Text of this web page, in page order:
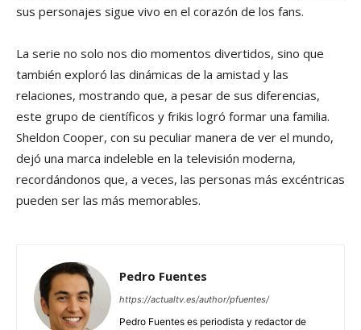
sus personajes sigue vivo en el corazón de los fans.
La serie no solo nos dio momentos divertidos, sino que
también exploró las dinámicas de la amistad y las
relaciones, mostrando que, a pesar de sus diferencias,
este grupo de científicos y frikis logró formar una familia.
Sheldon Cooper, con su peculiar manera de ver el mundo,
dejó una marca indeleble en la televisión moderna,
recordándonos que, a veces, las personas más excéntricas
pueden ser las más memorables.
Pedro Fuentes
https://actualtv.es/author/pfuentes/
Pedro Fuentes es periodista y redactor de